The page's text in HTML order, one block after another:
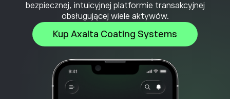
bezpiecznej, intuicyjnej platformie transakcyjnej
obsługującej wiele aktywów.
Kup Axalta Coating Systems